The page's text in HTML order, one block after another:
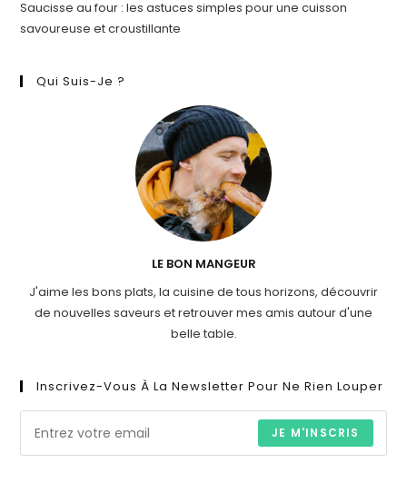
Saucisse au four : les astuces simples pour une cuisson
savoureuse et croustillante
Qui Suis-Je ?
LE BON MANGEUR
J'aime les bons plats, la cuisine de tous horizons, découvrir
de nouvelles saveurs et retrouver mes amis autour d'une
belle table.
Inscrivez-Vous À La Newsletter Pour Ne Rien Louper
JE M'INSCRIS